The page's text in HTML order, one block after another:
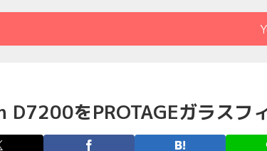
D7200をPROTAGEガラスフ